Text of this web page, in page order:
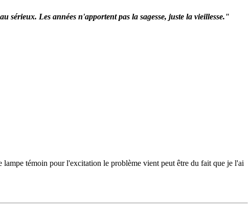
sérieux. Les années n'apportent pas la sagesse, juste la vieillesse."
témoin pour l'excitation le problème vient peut être du fait que je l'ai